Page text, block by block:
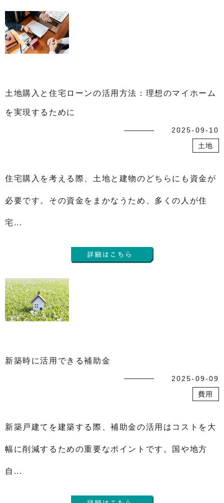
土地購入と住宅ローンの活用方法：理想のマイホーム
を実現するために
2025-09-10
土地
住宅購入を考える際、土地と建物のどちらにも資金が
必要です。その資金をまかなうため、多くの人が住
宅...
新築時に活用できる補助金
2025-09-09
費用
新築戸建てを建築する際、補助金の活用はコストを大
幅に削減するための重要なポイントです。国や地方
自...